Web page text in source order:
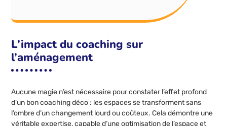
L’impact du coaching sur
l’aménagement
Aucune magie n’est nécessaire pour constater l’effet profond
d’un bon coaching déco : les espaces se transforment sans
l’ombre d’un changement lourd ou coûteux. Cela démontre une
véritable expertise, capable d’une optimisation de l’espace et